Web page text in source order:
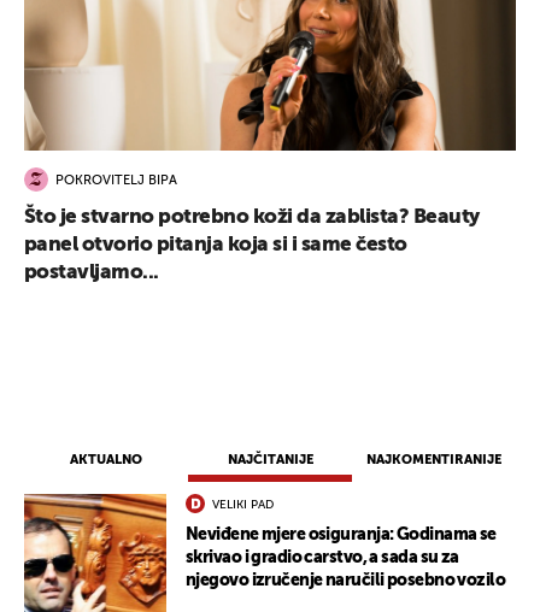
AKTUALNO NAJČITANIJE NAJKOMENTIRANIJE
VELIKI PAD
Neviđene mjere osiguranja: Godinama se
skrivao i gradio carstvo, a sada su za
njegovo izručenje naručili posebno vozilo
POKROVITELJ BIPA
Što je stvarno potrebno koži da zablista? Beauty
panel otvorio pitanja koja si i same često
postavljamo...